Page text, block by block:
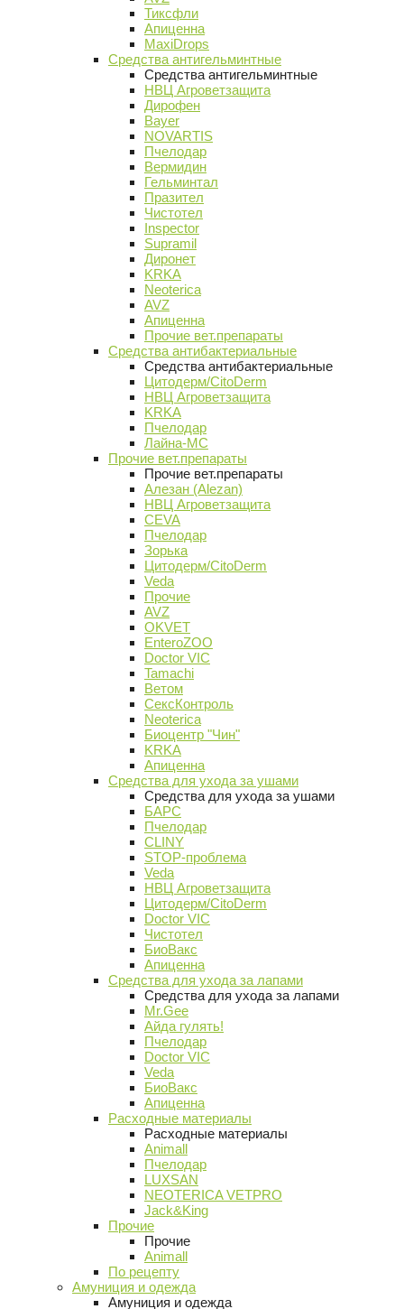
Тиксфли
Апиценна
MaxiDrops
Средства антигельминтные
Средства антигельминтные
НВЦ Агроветзащита
Дирофен
Bayer
NOVARTIS
Пчелодар
Вермидин
Гельминтал
Празител
Чистотел
Inspector
Supramil
Диронет
KRKA
Neoterica
AVZ
Апиценна
Прочие вет.препараты
Средства антибактериальные
Средства антибактериальные
Цитодерм/CitoDerm
НВЦ Агроветзащита
KRKA
Пчелодар
Лайна-МС
Прочие вет.препараты
Прочие вет.препараты
Алезан (Alezan)
НВЦ Агроветзащита
CEVA
Пчелодар
Зорька
Цитодерм/CitoDerm
Veda
Прочие
AVZ
OKVET
EnteroZOO
Doctor VIC
Tamachi
Ветом
СексКонтроль
Neoterica
Биоцентр "Чин"
KRKA
Апиценна
Средства для ухода за ушами
Средства для ухода за ушами
БАРС
Пчелодар
CLINY
STOP-проблема
Veda
НВЦ Агроветзащита
Цитодерм/CitoDerm
Doctor VIC
Чистотел
БиоВакс
Апиценна
Средства для ухода за лапами
Средства для ухода за лапами
Mr.Gee
Айда гулять!
Пчелодар
Doctor VIC
Veda
БиоВакс
Апиценна
Расходные материалы
Расходные материалы
Animall
Пчелодар
LUXSAN
NEOTERICA VETPRO
Jack&King
Прочие
Прочие
Animall
По рецепту
Амуниция и одежда
Амуниция и одежда